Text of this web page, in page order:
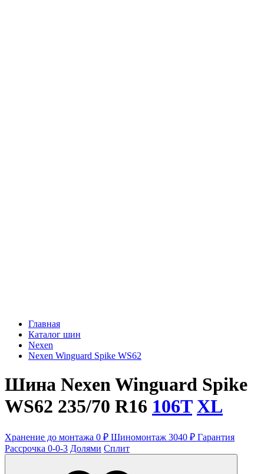
Главная
Каталог шин
Nexen
Nexen Winguard Spike WS62
Шина Nexen Winguard Spike
WS62 235/70 R16 106T XL
Хранение до монтажа 0 ₽ Шиномонтаж 3040 ₽ Гарантия
Рассрочка 0-0-3 Долями Сплит